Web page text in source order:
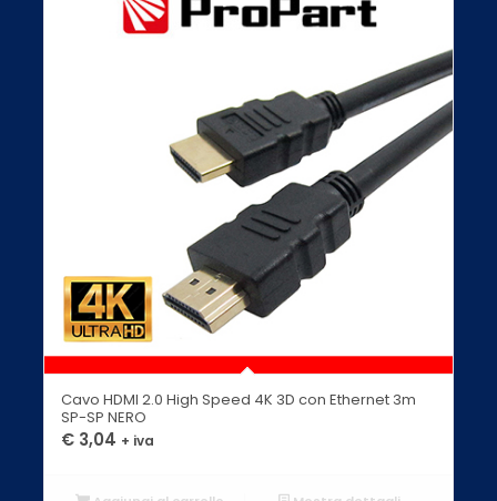
Cavo HDMI 2.0 High Speed 4K 3D con Ethernet 3m
SP-SP NERO
€3,04 + iva